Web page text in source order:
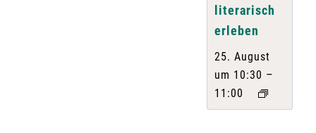
literarisch
erleben
25. August
um 10:30 –
11:00